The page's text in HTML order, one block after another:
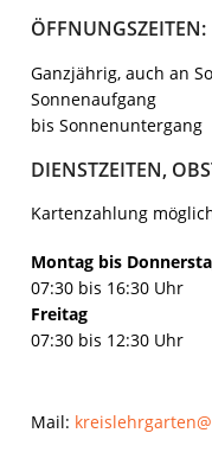
ÖFFNUNGSZEITEN:
Ganzjährig, auch an
Sonnenaufgang
bis Sonnenuntergang
DIENSTZEITEN,
Kartenzahlung
Montag bis
07:30 bis 16:30 Uhr
Freitag
07:30 bis 12:30 Uhr
Mail: